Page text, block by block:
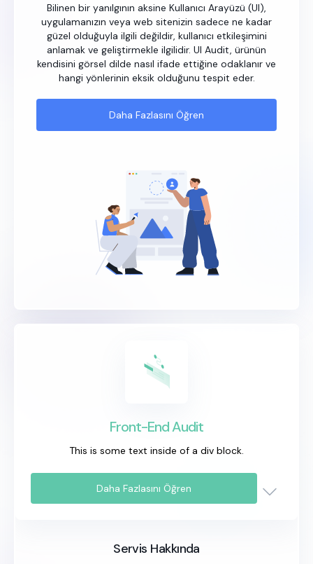
Bilinen bir yanılgının aksine Kullanıcı Arayüzü (UI),
uygulamanızın veya web sitenizin sadece ne kadar
güzel olduğuyla ilgili değildir, kullanıcı etkileşimini
anlamak ve geliştirmekle ilgilidir. UI Audit, ürünün
kendisini görsel dilde nasıl ifade ettiğine odaklanır ve
hangi yönlerinin eksik olduğunu tespit eder.
Daha Fazlasını Öğren
Front-End Audit
This is some text inside of a div block.
Daha Fazlasını Öğren
Servis Hakkında